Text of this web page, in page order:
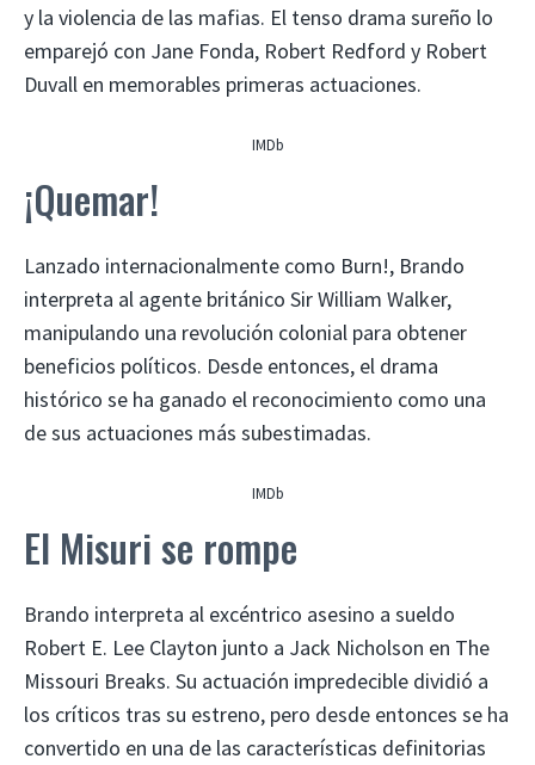
y la violencia de las mafias. El tenso drama sureño lo
emparejó con Jane Fonda, Robert Redford y Robert
Duvall en memorables primeras actuaciones.
IMDb
¡Quemar!
Lanzado internacionalmente como Burn!, Brando
interpreta al agente británico Sir William Walker,
manipulando una revolución colonial para obtener
beneficios políticos. Desde entonces, el drama
histórico se ha ganado el reconocimiento como una
de sus actuaciones más subestimadas.
IMDb
El Misuri se rompe
Brando interpreta al excéntrico asesino a sueldo
Robert E. Lee Clayton junto a Jack Nicholson en The
Missouri Breaks. Su actuación impredecible dividió a
los críticos tras su estreno, pero desde entonces se ha
convertido en una de las características definitorias